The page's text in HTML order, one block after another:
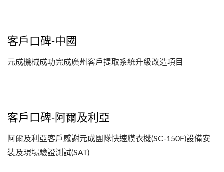
客戶口碑-中國
元成機械成功完成廣州客戶提取系統升級改造項目
客戶口碑-阿爾及利亞
阿爾及利亞客戶感謝元成團隊快速膜衣機(SC-150F)設備安
裝及現場驗證測試(SAT)